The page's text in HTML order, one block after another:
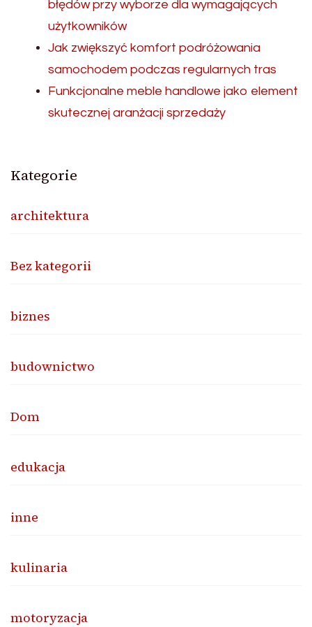
błędów przy wyborze dla wymagających
użytkowników
Jak zwiększyć komfort podróżowania
samochodem podczas regularnych tras
Funkcjonalne meble handlowe jako element
skutecznej aranżacji sprzedaży
Kategorie
architektura
Bez kategorii
biznes
budownictwo
Dom
edukacja
inne
kulinaria
motoryzacja